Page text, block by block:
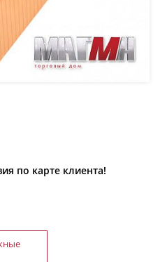
по карте клиента!